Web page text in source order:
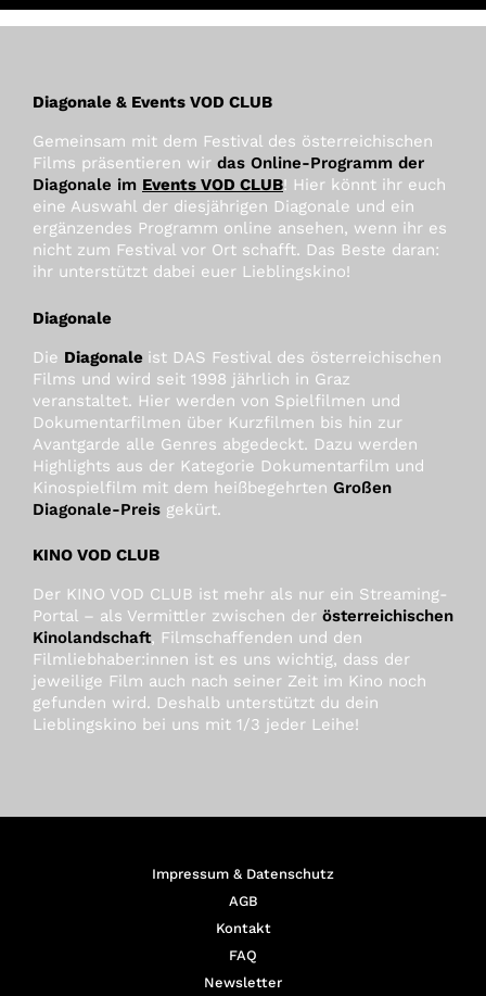
Diagonale & Events VOD CLUB
Gemeinsam mit dem Festival des österreichischen
Films präsentieren wir das Online-Programm der
Diagonale im Events VOD CLUB! Hier könnt ihr euch
eine Auswahl der diesjährigen Diagonale und ein
ergänzendes Programm online ansehen, wenn ihr es
nicht zum Festival vor Ort schafft. Das Beste daran:
ihr unterstützt dabei euer Lieblingskino!
Diagonale
Die Diagonale ist DAS Festival des österreichischen
Films und wird seit 1998 jährlich in Graz
veranstaltet. Hier werden von Spielfilmen und
Dokumentarfilmen über Kurzfilmen bis hin zur
Avantgarde alle Genres abgedeckt. Dazu werden
Highlights aus der Kategorie Dokumentarfilm und
Kinospielfilm mit dem heißbegehrten Großen
Diagonale-Preis gekürt.
KINO VOD CLUB
Der KINO VOD CLUB ist mehr als nur ein Streaming-
Portal – als Vermittler zwischen der österreichischen
Kinolandschaft, Filmschaffenden und den
Filmliebhaber:innen ist es uns wichtig, dass der
jeweilige Film auch nach seiner Zeit im Kino noch
gefunden wird. Deshalb unterstützt du dein
Lieblingskino bei uns mit 1/3 jeder Leihe!
Impressum & Datenschutz
AGB
Kontakt
FAQ
Newsletter